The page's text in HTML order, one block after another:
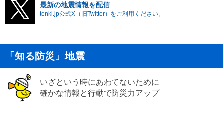
最新の地震情報を配信
tenki.jp公式X（旧Twitter）をご利用ください。
「知る防災」地震
いざという時にあわてないために
確かな情報と行動で防災力アップ